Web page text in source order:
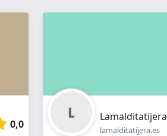
0,0
Lamalditatijera
lamalditatijera.es